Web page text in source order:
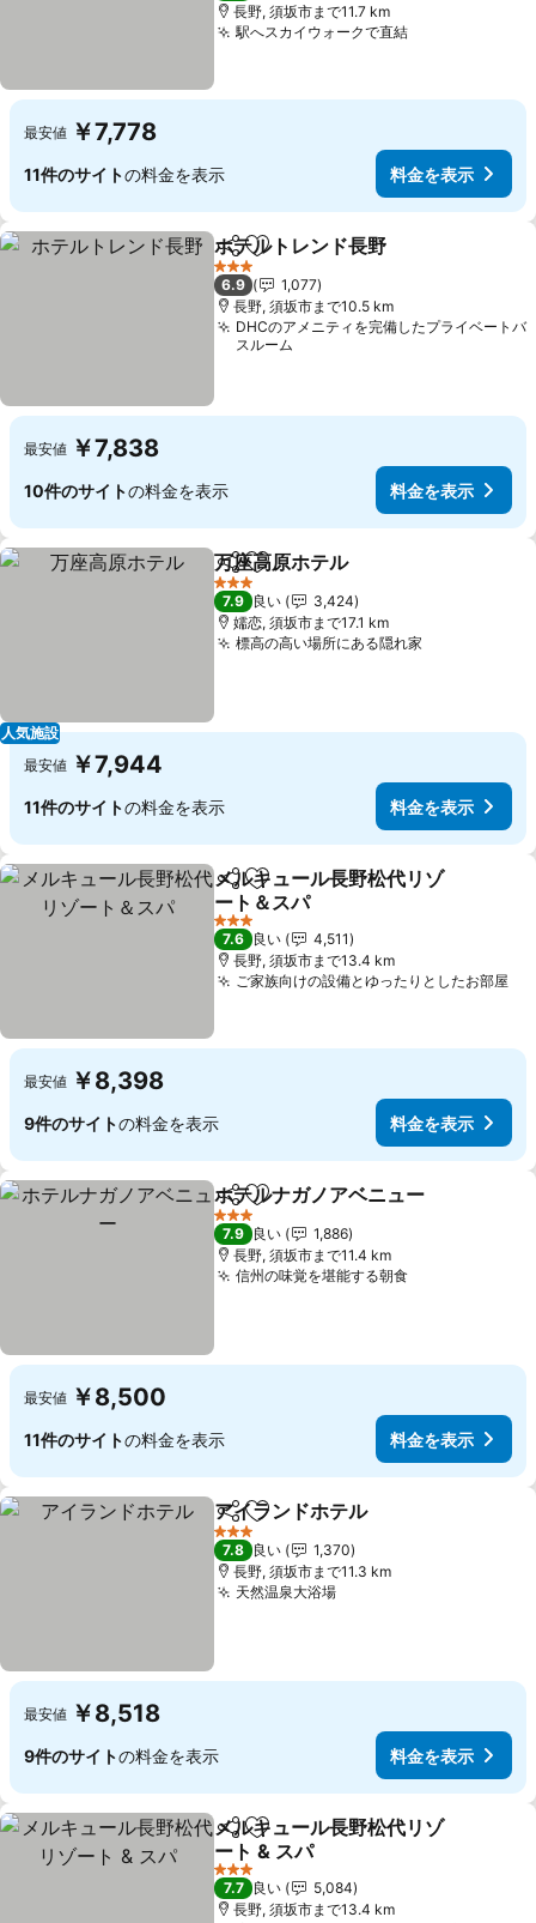
長野, 須坂市まで11.7 km
駅へスカイウォークで直結料金を表示
最安値 ￥7,778
11件のサイトの料金を表示 料金を表示
シェアお気に入りに追加
ホテルトレンド長野
3 ホテルのランク
6.9
1,077
長野, 須坂市まで10.5 km
DHCのアメニティを完備したプライベートバ
スルーム
最安値 ￥7,838
10件のサイトの料金を表示 料金を表示
人気施設
シェアお気に入りに追加
万座高原ホテル
3 ホテルのランク
7.9 良い
3,424
嬬恋, 須坂市まで17.1 km
標高の高い場所にある隠れ家
最安値 ￥7,944
11件のサイトの料金を表示 料金を表示
シェアお気に入りに追加
メルキュール長野松代リゾ
ート＆スパ
料金を表示
3 ホテルのランク
7.6 良い
4,511
長野, 須坂市まで13.4 km
ご家族向けの設備とゆったりとしたお部屋料
最安値 ￥8,398
9件のサイトの料金を表示 料金を表示
シェアお気に入りに追加
ホテルナガノアベニュー
3 ホテルのランク
7.9 良い
1,886
長野, 須坂市まで11.4 km
信州の味覚を堪能する朝食料金を表示
最安値 ￥8,500
11件のサイトの料金を表示 料金を表示
シェアお気に入りに追加
アイランドホテル
3 ホテルのランク
7.8 良い
1,370
長野, 須坂市まで11.3 km
天然温泉大浴場料金を表示
最安値 ￥8,518
9件のサイトの料金を表示 料金を表示
シェアお気に入りに追加
メルキュール長野松代リゾ
ート & スパ
料金を表示
3 ホテルのランク
7.7 良い
5,084
長野, 須坂市まで13.4 km